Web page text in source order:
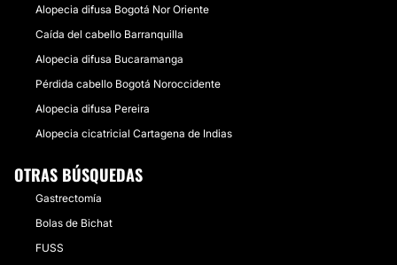
Alopecia difusa Bogotá Nor Oriente
Caída del cabello Barranquilla
Alopecia difusa Bucaramanga
Pérdida cabello Bogotá Noroccidente
Alopecia difusa Pereira
Alopecia cicatricial Cartagena de Indias
OTRAS BÚSQUEDAS
Gastrectomía
Bolas de Bichat
FUSS